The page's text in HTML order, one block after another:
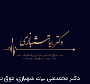
دکتر محمدعلی بیات شهبازی، فوق